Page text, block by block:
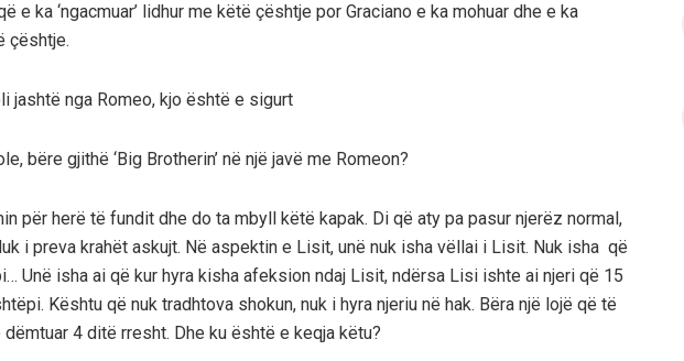
e ka ‘ngacmuar’ lidhur me këtë çështje por Graciano e ka mohuar dhe e ka
çështje.
jashtë nga Romeo, kjo është e sigurt
bëre gjithë ‘Big Brotherin’ në një javë me Romeon?
për herë të fundit dhe do ta mbyll këtë kapak. Di që aty pa pasur njerëz normal,
i preva krahët askujt. Në aspektin e Lisit, unë nuk isha vëllai i Lisit. Nuk isha që
Unë isha ai që kur hyra kisha afeksion ndaj Lisit, ndërsa Lisi ishte ai njeri që 15
Kështu që nuk tradhtova shokun, nuk i hyra njeriu në hak. Bëra një lojë që të
4 ditë rresht. Dhe ku është e keqja këtu?